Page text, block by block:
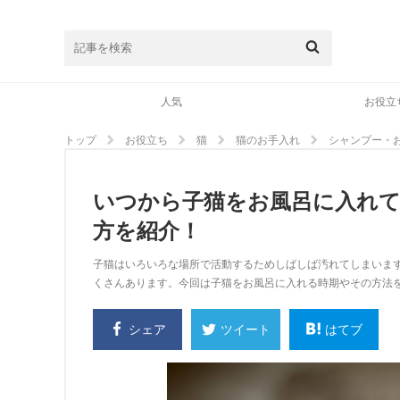
人気 お役立
トップ お役立ち 猫 猫のお手入れ シャンプー・
いつから子猫をお風呂に入れ
方を紹介！
子猫はいろいろな場所で活動するためしばしば汚れてしまい
くさんあります。今回は子猫をお風呂に入れる時期やその方法
シェア ツイート はてブ